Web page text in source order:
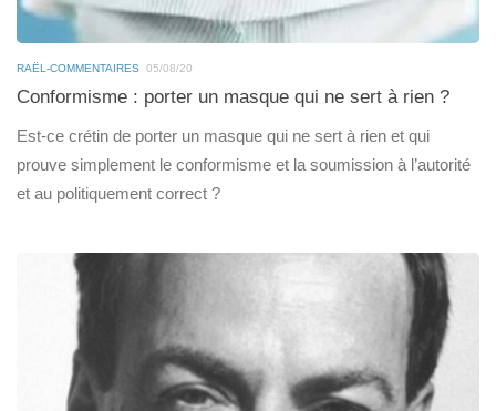
RAËL-COMMENTAIRES 05/08/20
Conformisme : porter un masque qui ne sert à rien ?
Est-ce crétin de porter un masque qui ne sert à rien et qui
prouve simplement le conformisme et la soumission à l’autorité
et au politiquement correct ?